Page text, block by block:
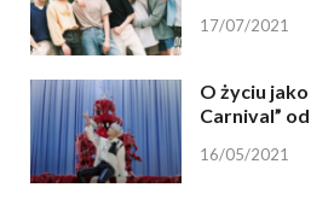
17/07/2021
O życiu
Carnival”
16/05/2021